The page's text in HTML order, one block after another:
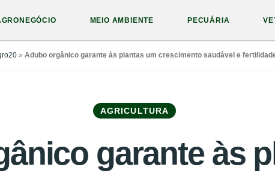
MEIO AMBIENTE PECUÁRIA
» Adubo orgânico garante às plantas um crescimento saudável e
AGRICULTURA
garante às